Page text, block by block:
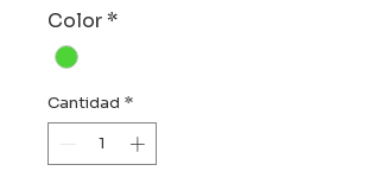
Color*
Cantidad *